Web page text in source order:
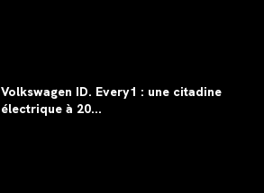
Volkswagen ID. Every1 : une citadine
électrique à 20...